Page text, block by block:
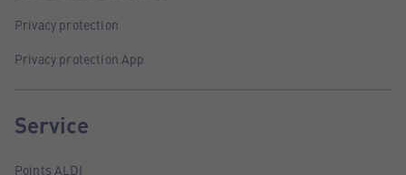
Privacy protection
Privacy protection App
Service
Points ALDI